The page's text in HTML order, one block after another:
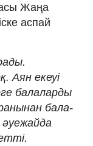
Жаңа
аспай
Аян екеуі
балаларды
бала-